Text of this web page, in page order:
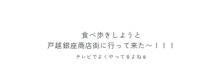
食べ歩きしようと
戸越銀座商店街に行って来た〜！！！
テレビでよくやってるよね☺︎